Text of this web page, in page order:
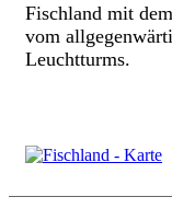
Fischland mit
vom
Leuchtturms.